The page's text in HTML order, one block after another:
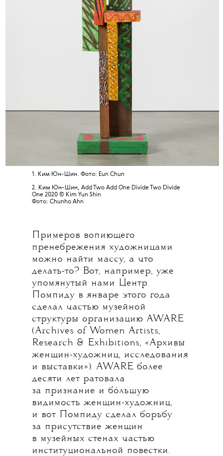
1. Ким Юн-Шин. Фото: Eun Chun
2. Ким Юн-Шин, Add Two Add One Divide Two Divide
One 2020 © Kim Yun Shin
Фото: Chunho Ahn
Примеров вопиющего
пренебрежения художницами
можно найти массу, а что
делать-то? Вот, например, уже
упомянутый нами Центр
Помпиду в январе этого года
сделал частью музейной
структуры организацию AWARE
(Archives of Women Artists,
Research & Exhibitions, «Архивы
женщин-художниц, исследования
и выставки»). AWARE более
десяти лет ратовала
за признание и бóльшую
видимость женщин-художниц,
и вот Помпиду сделал борьбу
за присутствие женщин
в музейных стенах частью
институциональной повестки.